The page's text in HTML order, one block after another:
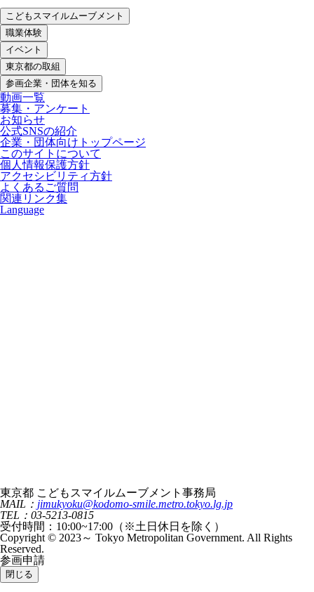
こどもスマイルムーブメント
職業体験
イベント
東京都の取組
参画企業・団体を知る
動画一覧
募集・アンケート
お知らせ
公式SNSの紹介
企業・団体向けトップページ
このサイトについて
個人情報保護方針
アクセシビリティ方針
よくあるご質問
関連リンク集
Language
東京都 こどもスマイルムーブメント事務局
MAIL： jimukyoku@kodomo-smile.metro.tokyo.lg.jp
TEL：03-5213-0815
受付時間：10:00~17:00（※土日休日を除く）
Copyright © 2023～ Tokyo Metropolitan Government. All Rights
Reserved.
参画申請
閉じる